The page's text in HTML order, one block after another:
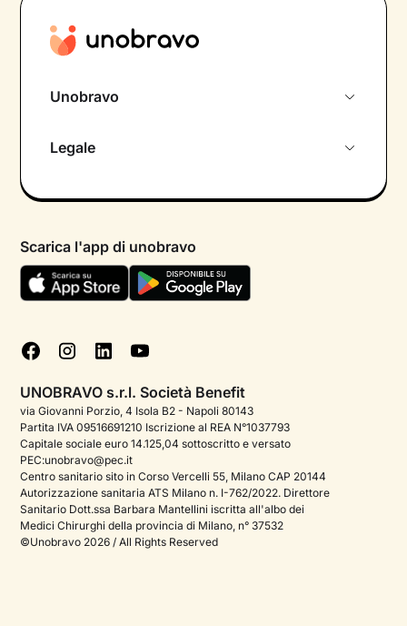
Unobravo
Psicologo in chat
Aiuto urgente
FAQ
Podcast di psicologia
Corporate
Psicologo italiano all'estero
Approfondimenti sulla salute mentale
Sala stampa
Legale
Termini e condizioni
Informativa Privacy
Cookie policy
Gestisci cookie
Scarica l'app di unobravo
UNOBRAVO s.r.l. Società Benefit
via Giovanni Porzio, 4 Isola B2 - Napoli 80143
Partita IVA 09516691210 Iscrizione al REA N°1037793
Capitale sociale euro 14.125,04 sottoscritto e versato
PEC:unobravo@pec.it
Centro sanitario sito in Corso Vercelli 55, Milano CAP 20144
Autorizzazione sanitaria ATS Milano n. I-762/2022. Direttore
Sanitario Dott.ssa Barbara Mantellini iscritta all'albo dei
Medici Chirurghi della provincia di Milano, n° 37532
©Unobravo 2026 / All Rights Reserved